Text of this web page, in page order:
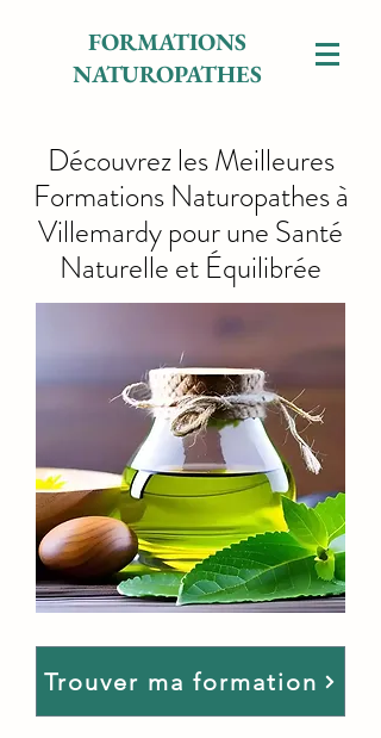
FORMATIONS
NATUROPATHES
Découvrez les Meilleures
Formations Naturopathes à
Villemardy pour une Santé
Naturelle et Équilibrée
Trouver ma formation